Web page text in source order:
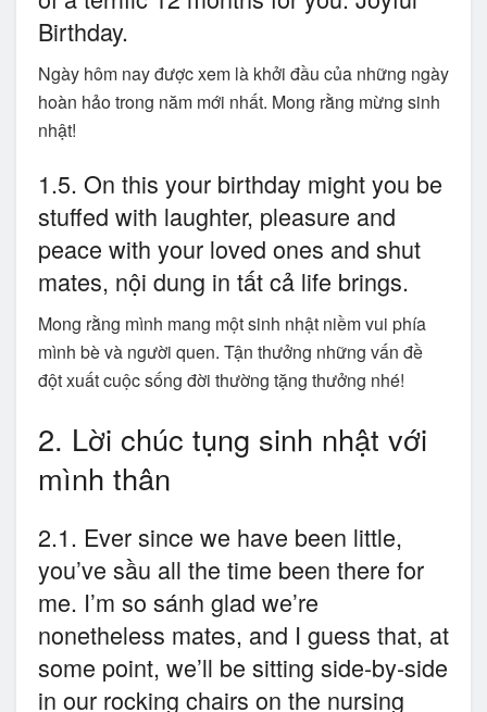
Birthday.
Ngày hôm nay được xem là khởi đầu của những ngày
hoàn hảo trong năm mới nhất. Mong rằng mừng sinh
nhật!
1.5. On this your birthday might you be
stuffed with laughter, pleasure and
peace with your loved ones and shut
mates, nội dung in tất cả life brings.
Mong rằng mình mang một sinh nhật niềm vui phía
mình bè và người quen. Tận thưởng những vấn đề
đột xuất cuộc sống đời thường tặng thưởng nhé!
2. Lời chúc tụng sinh nhật với
mình thân
2.1. Ever since we have been little,
you’ve sầu all the time been there for
me. I’m so sánh glad we’re
nonetheless mates, and I guess that, at
some point, we’ll be sitting side-by-side
in our rocking chairs on the nursing